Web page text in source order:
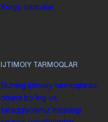
Xorijiy talabalar
IJTIMOIY TARMOQLAR
Bizning ijtimoiy tarmoqlarda
obuna boʻling va
taraqqiyotimiz haqidagi